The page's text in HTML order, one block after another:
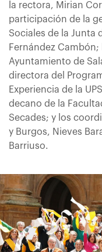
la rectora, Mirian
participación de la
Sociales de la Junta
Fernández Cambón;
Ayuntamiento de
directora del
Experiencia de la
decano de la
Secades; y los
y Burgos, Nieves
Barriuso.